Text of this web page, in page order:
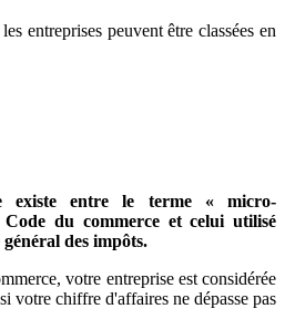
entreprises peuvent être classées en
existe entre le terme « micro-
du commerce et celui utilisé
des impôts.
votre entreprise est considérée
votre chiffre d'affaires ne dépasse pas